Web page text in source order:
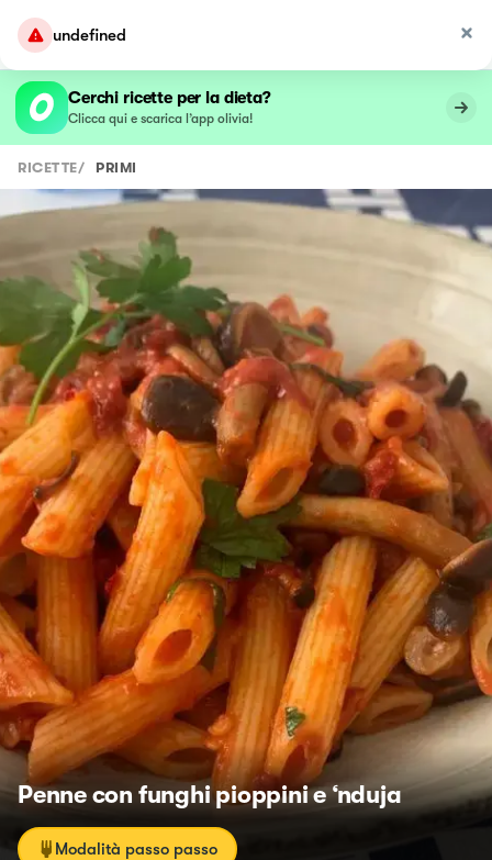
undefined
Cerchi ricette per la dieta?
Clicca qui e scarica l’app olivia!
RICETTE/ PRIMI
Penne con funghi pioppini e ‘nduja
Modalità passo passo